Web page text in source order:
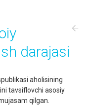
dаrаjаsi
aholisining
tavsiflovchi asosiy
qilgan.